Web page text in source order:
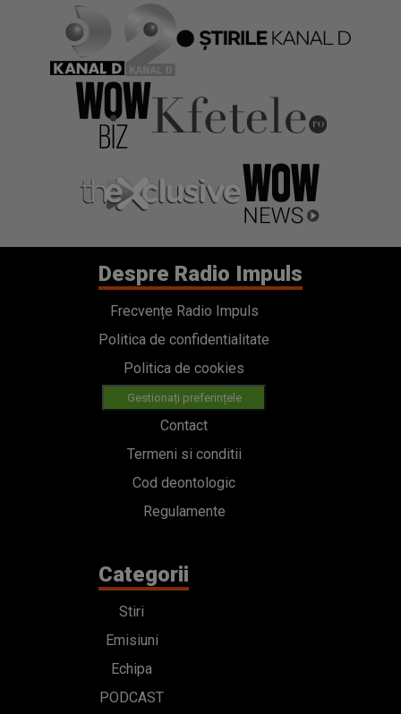
Despre Radio Impuls
Frecvențe Radio Impuls
Politica de confidentialitate
Politica de cookies
Gestionați preferințele
Contact
Termeni si conditii
Cod deontologic
Regulamente
Categorii
Stiri
Emisiuni
Echipa
PODCAST